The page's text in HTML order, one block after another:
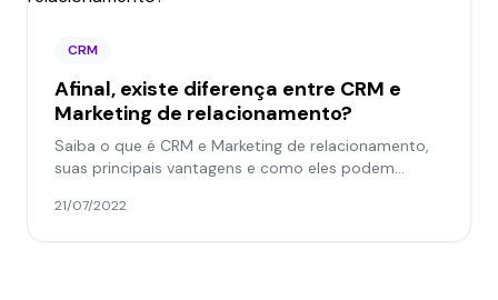
CRM
Afinal, existe diferença entre CRM e
Marketing de relacionamento?
Saiba o que é CRM e Marketing de relacionamento,
suas principais vantagens e como eles podem
21/07/2022